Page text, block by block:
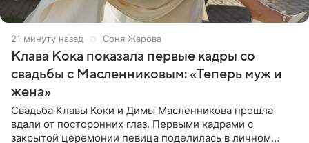
21 минуту назад Соня Жарова
Клава Кока показала первые кадры со
свадьбы с Масленниковым: «Теперь муж и
жена»
Свадьба Клавы Коки и Димы Масленникова прошла
вдали от посторонних глаз. Первыми кадрами с
закрытой церемонии певица поделилась в личном